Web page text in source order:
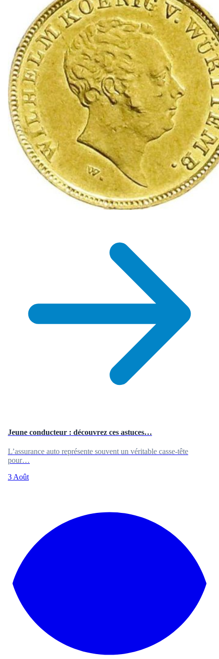
Jeune conducteur : découvrez ces astuces…
L’assurance auto représente souvent un véritable casse-tête
pour…
3 Août